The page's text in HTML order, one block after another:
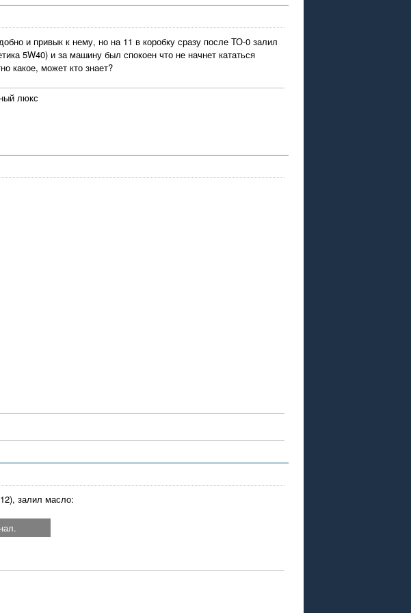
и привык к нему, но на 11 в коробку сразу после ТО-0 залил
5W40) и за машину был спокоен что не начнет кататься
какое, может кто знает?
люкс
залил масло: